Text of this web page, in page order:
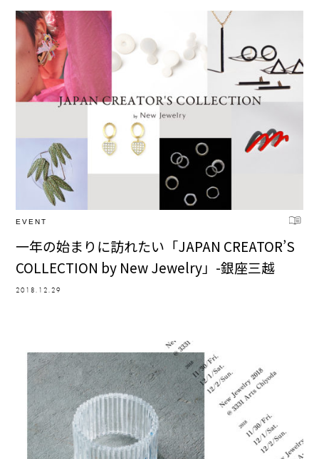
EVENT
一年の始まりに訪れたい「JAPAN CREATOR’S
COLLECTION by New Jewelry」-銀座三越
2018.12.29